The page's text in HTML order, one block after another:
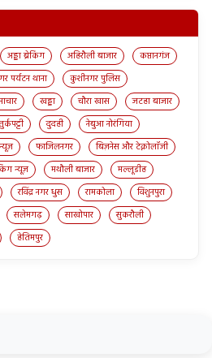
अड्डा ब्रेकिंग अहिरौली बाजार
कप्तानगंज
पर्यटन थाना
कुशीनगर पुलिस
खड्डा चौरा खास
जटहा बाजार
दुदही
नेबुआ नोरंगिया
फाजिलनगर
बिज़नेस और टेक्नोलॉजी
न्यूज़ मथौली बाजार
मल्लूडीह
रविंद्र नगर धुस रामकोला
विशुनपुरा
सलेमगढ़ साखोपार
सुकरौली
हेतिमपुर